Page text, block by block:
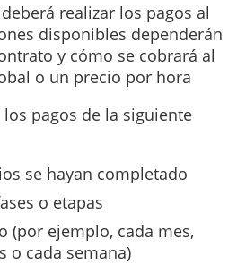
realizar los pagos al
disponibles dependerán
y cómo se cobrará al
o un precio por hora
pagos de la siguiente
se hayan completado
o etapas
(por ejemplo, cada mes,
o cada semana)